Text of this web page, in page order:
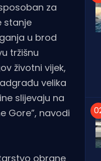
za
stanje
u brod
tržišnu
životni vijek,
velika
slijevaju na
Gore”, navodi
obrane